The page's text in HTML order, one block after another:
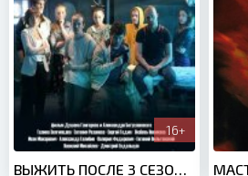
16+
ВЫЖИТЬ ПОСЛЕ 3 СЕЗОН (2016)